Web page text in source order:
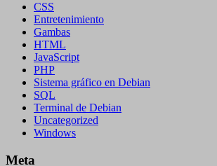
CSS
Entretenimiento
Gambas
HTML
JavaScript
PHP
Sistema gráfico en Debian
SQL
Terminal de Debian
Uncategorized
Windows
Meta